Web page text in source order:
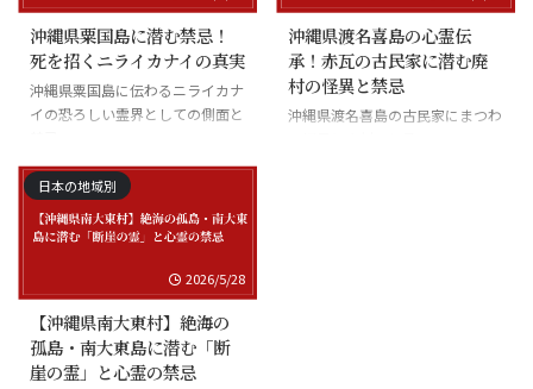
沖縄県粟国島に潜む禁忌！
死を招くニライカナイの真実
沖縄県粟国島に伝わるニライカナ
イの恐ろしい霊界としての側面と
沖縄県渡名喜島の心霊伝
承！赤瓦の古民家に潜む廃
村の怪異と禁忌
沖縄県渡名喜島の古民家にまつわ
日本の地域別
2026/5/28
【沖縄県南大東村】絶海の
孤島・南大東島に潜む「断
崖の霊」と心霊の禁忌